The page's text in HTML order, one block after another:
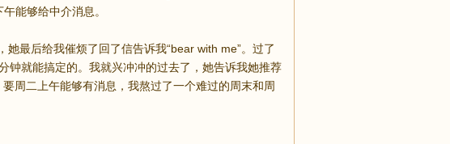
能够给中介消息。
最后给我催烦了回了信告诉我“bear with me”。过了
钟就能搞定的。我就兴冲冲的过去了，她告诉我她推荐
周二上午能够有消息，我熬过了一个难过的周末和周